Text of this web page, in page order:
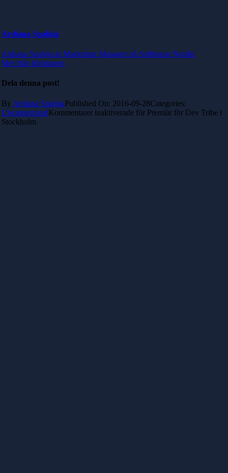
Ardiana Spahija
Ardiana Spahija är Marketing Manager på Softhouse Nordic
Mer från författaren
Dela denna post!
By Ardiana SpahijaPublished On: 2016-09-28Categories:
UncategorizedKommentarer inaktiverade för Premiär för Dev Tribe i
Stockholm